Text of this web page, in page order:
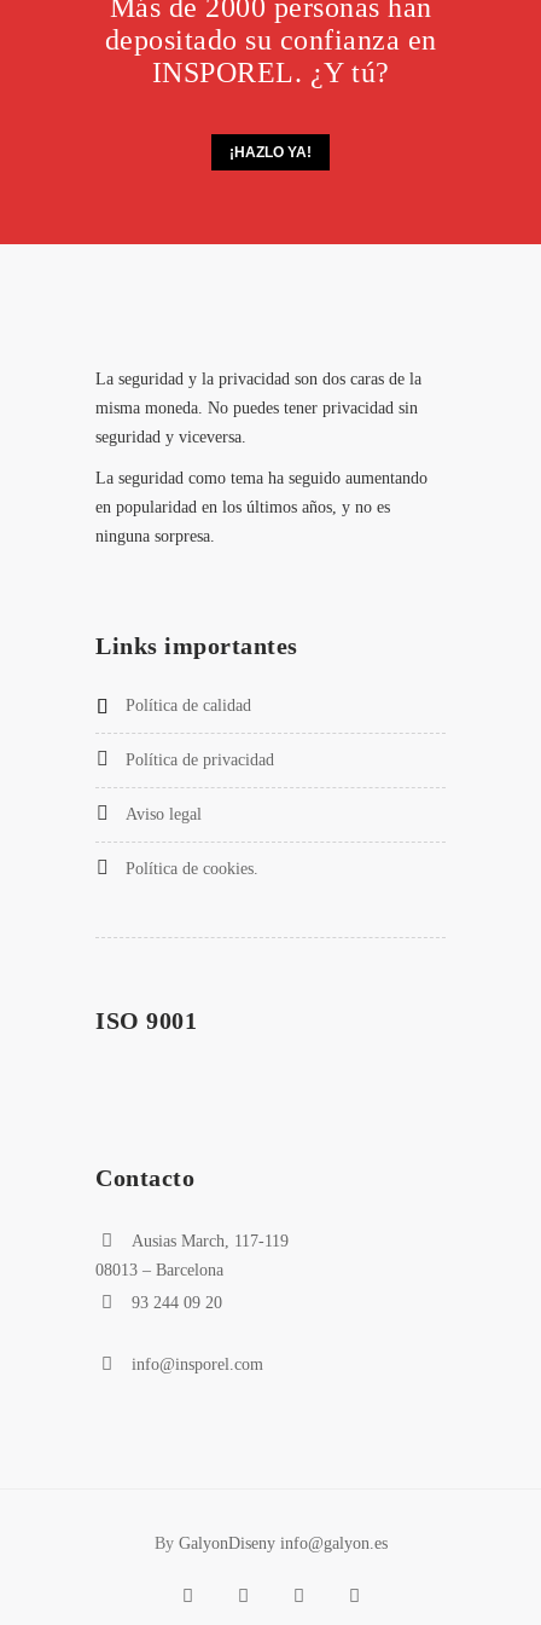
Más de 2000 personas han
depositado su confianza en
INSPOREL. ¿Y tú?
¡HAZLO YA!
La seguridad y la privacidad son dos caras de la
misma moneda. No puedes tener privacidad sin
seguridad y viceversa.
La seguridad como tema ha seguido aumentando
en popularidad en los últimos años, y no es
ninguna sorpresa.
Links importantes
Política de calidad
Política de privacidad
Aviso legal
Política de cookies.
ISO 9001
Contacto
Ausias March, 117-119
08013 – Barcelona
93 244 09 20
info@insporel.com
By GalyonDiseny info@galyon.es